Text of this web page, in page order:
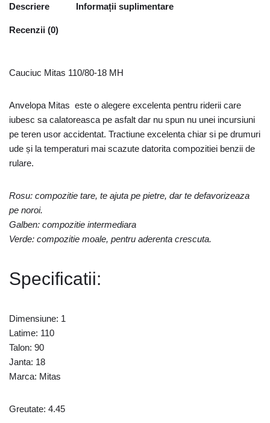
Descriere Informații suplimentare
Recenzii (0)
Cauciuc Mitas 110/80-18 MH
Anvelopa Mitas este o alegere excelenta pentru riderii care
iubesc sa calatoreasca pe asfalt dar nu spun nu unei incursiuni
pe teren usor accidentat. Tractiune excelenta chiar si pe drumuri
ude și la temperaturi mai scazute datorita compozitiei benzii de
rulare.
Rosu: compozitie tare, te ajuta pe pietre, dar te defavorizeaza
pe noroi.
Galben: compozitie intermediara
Verde: compozitie moale, pentru aderenta crescuta.
Specificatii:
Dimensiune: 1
Latime: 110
Talon: 90
Janta: 18
Marca: Mitas
Greutate: 4.45